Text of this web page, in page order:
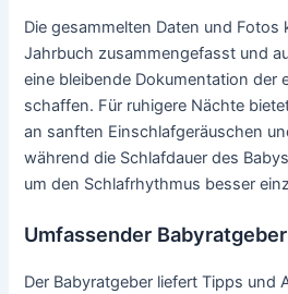
Die gesammelten Daten und Fotos
Jahrbuch zusammengefasst und
eine bleibende Dokumentation der
schaffen. Für ruhigere Nächte
an sanften Einschlafgeräuschen
während die Schlafdauer des
um den Schlafrhythmus besser
Umfassender Babyratgeber
Der Babyratgeber liefert Tipps und